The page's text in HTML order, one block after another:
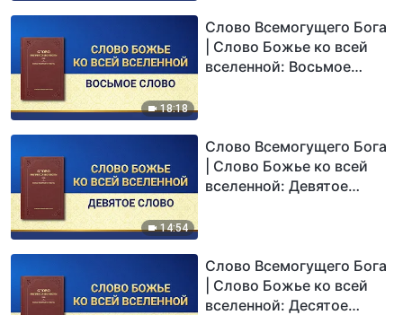
18:18
Слово Всемогущего Бога
| Слово Божье ко всей
вселенной: Восьмое
14:54
Слово Всемогущего Бога
| Слово Божье ко всей
вселенной: Девятое
Слово Всемогущего Бога
| Слово Божье ко всей
вселенной: Десятое